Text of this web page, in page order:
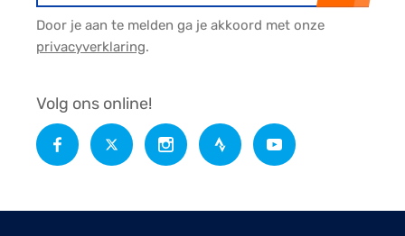
Door je aan te melden ga je akkoord met onze
privacyverklaring.
Volg ons online!